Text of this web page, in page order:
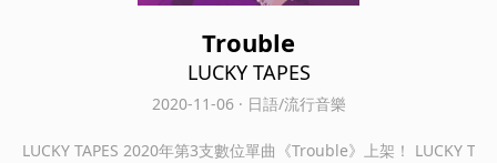
Trouble
LUCKY TAPES
2020-11-06 · 日語/流行音樂
LUCKY TAPES 2020年第3支數位單曲《Trouble》上架！ LUCKY T